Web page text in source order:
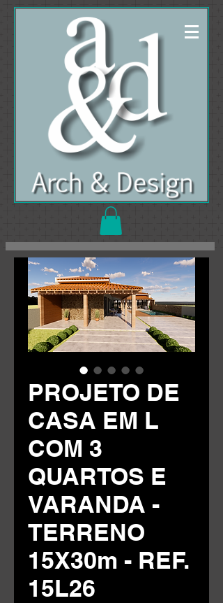
PROJETO DE
CASA EM L
COM 3
QUARTOS E
VARANDA -
TERRENO
15X30m - REF.
15L26